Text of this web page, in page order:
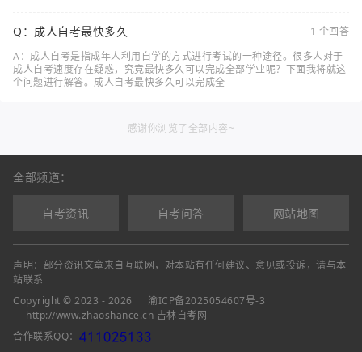
Q：成人自考最快多久
1 个回答
A：成人自考是指成年人利用自学的方式进行考试的一种途径。很多人对于
成人自考速度存在疑惑，究竟最快多久可以完成全部学业呢？下面我将就这
个问题进行解答。成人自考最快多久可以完成全
感谢你浏览了全部内容~
全部频道：
自考资讯 自考问答 网站地图
声明：部分资讯文章来自互联网，对本站有任何建议、意见或投诉，请与本
站联系
Copyright © 2023 - 2026
渝ICP备2025054607号-3
http://www.zhaoshance.cn 吉林自考网
合作联系QQ：